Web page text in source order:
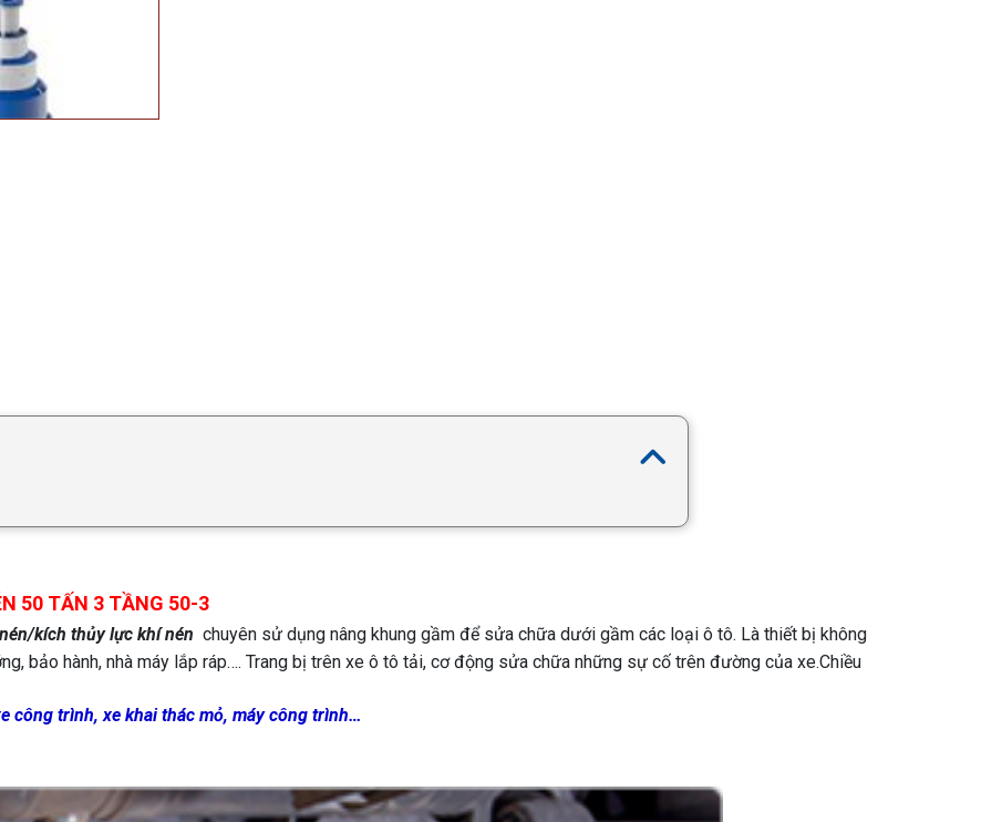
50 TẤN 3 TẦNG 50-3
kích thủy lực khí nén chuyên sử dụng nâng khung gầm để sửa chữa dưới gầm các loại ô tô. Là thiết bị không
bảo hành, nhà máy lắp ráp…. Trang bị trên xe ô tô tải, cơ động sửa chữa những sự cố trên đường của xe.Chiều
công trình, xe khai thác mỏ, máy công trình…